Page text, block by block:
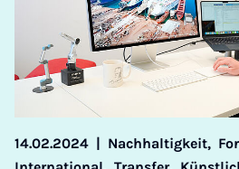
14.02.2024 Nachhaltigkeit,